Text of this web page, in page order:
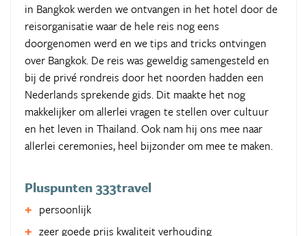
in Bangkok werden we ontvangen in het hotel door de
reisorganisatie waar de hele reis nog eens
doorgenomen werd en we tips and tricks ontvingen
over Bangkok. De reis was geweldig samengesteld en
bij de privé rondreis door het noorden hadden een
Nederlands sprekende gids. Dit maakte het nog
makkelijker om allerlei vragen te stellen over cultuur
en het leven in Thailand. Ook nam hij ons mee naar
allerlei ceremonies, heel bijzonder om mee te maken.
Pluspunten 333travel
persoonlijk
zeer goede prijs kwaliteit verhouding